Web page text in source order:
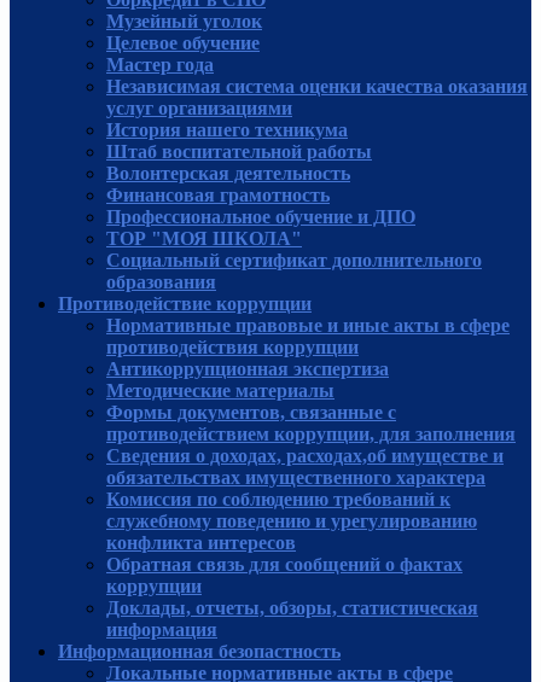
Музейный уголок
Целевое обучение
Мастер года
Независимая система оценки качества оказания
услуг организациями
История нашего техникума
Штаб воспитательной работы
Волонтерская деятельность
Финансовая грамотность
Профессиональное обучение и ДПО
ТОР "МОЯ ШКОЛА"
Социальный сертификат дополнительного
образования
Противодействие коррупции
Нормативные правовые и иные акты в сфере
противодействия коррупции
Антикоррупционная экспертиза
Методические материалы
Формы документов, связанные с
противодействием коррупции, для заполнения
Сведения о доходах, расходах,об имуществе и
обязательствах имущественного характера
Комиссия по соблюдению требований к
служебному поведению и урегулированию
конфликта интересов
Обратная связь для сообщений о фактах
коррупции
Доклады, отчеты, обзоры, статистическая
информация
Информационная безопастность
Локальные нормативные акты в сфере